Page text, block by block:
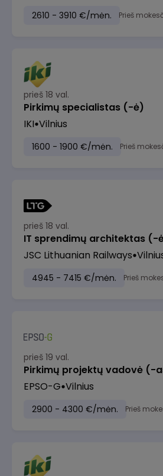
2610 - 3910 €/mėn. Prieš
prieš 18 val.
Pirkimų specialistas (-ė)
IKI Vilnius
1600 - 1900 €/mėn. Prieš
prieš 18 val.
IT sprendimų architektas (-
JSC Lithuanian Railways
4945 - 7415 €/mėn. Prieš
prieš 19 val.
Pirkimų projektų vadovė (-
EPSO-G Vilnius
2900 - 4300 €/mėn. Prieš